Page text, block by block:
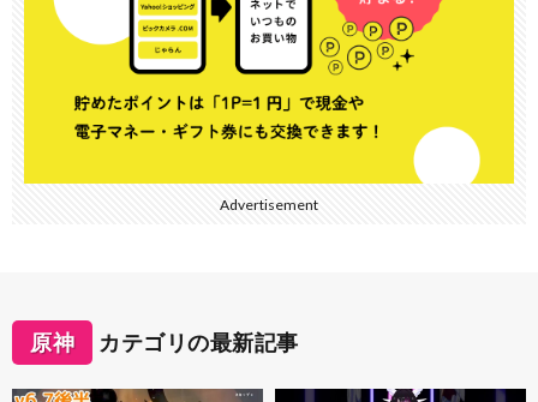
Advertisement
原神 カテゴリの最新記事